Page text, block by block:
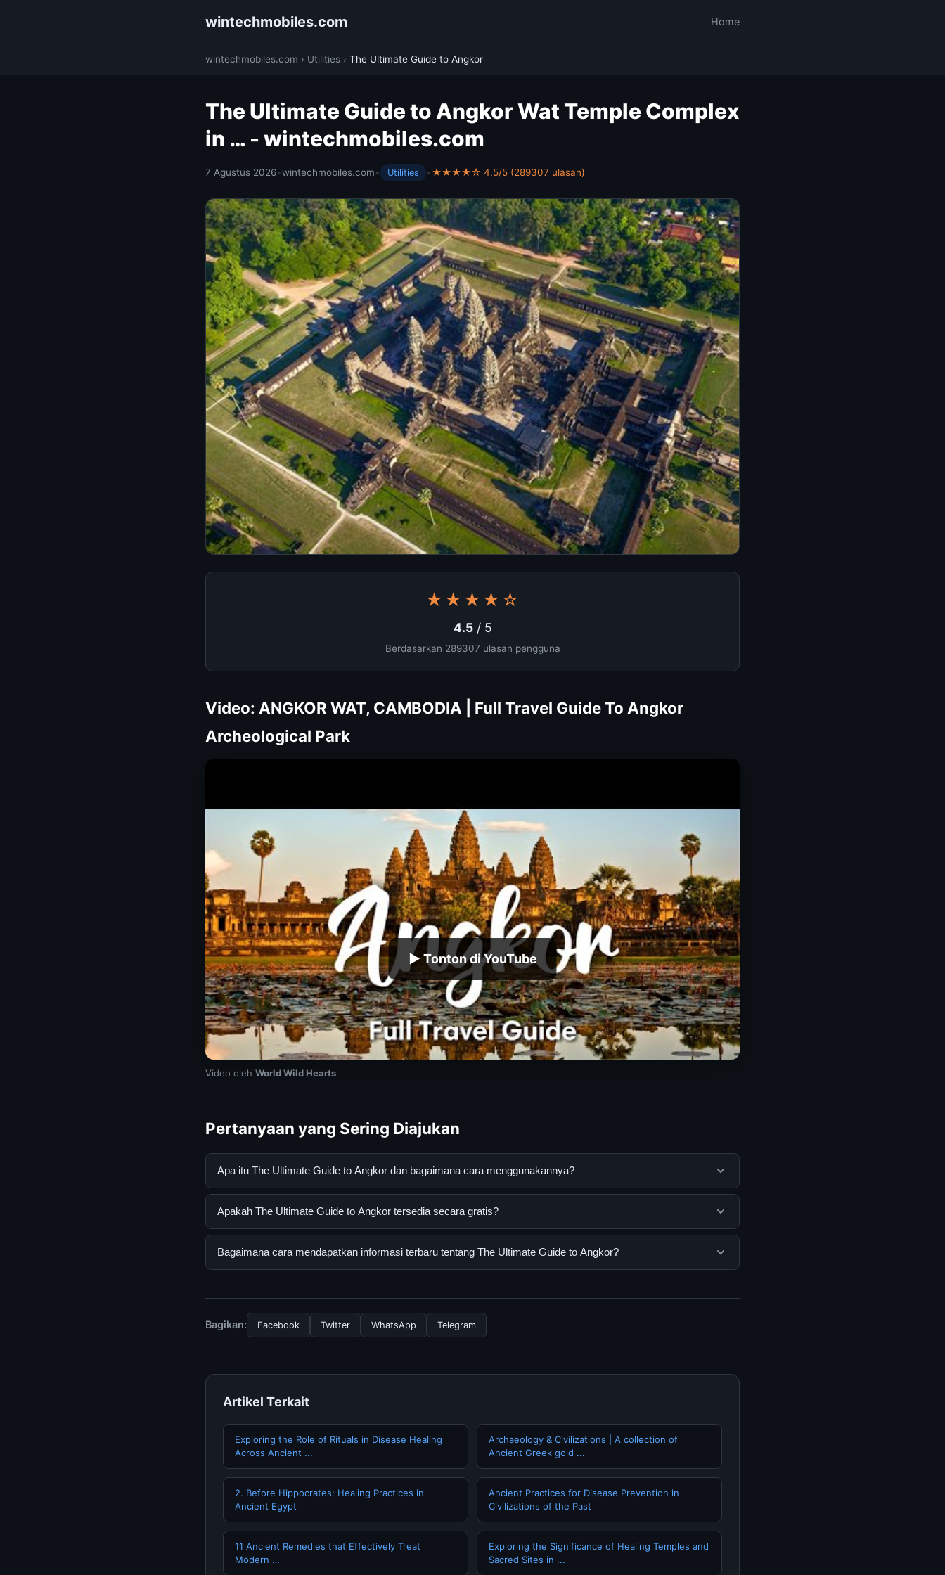
wintechmobiles.com Home
wintechmobiles.com › Utilities › The Ultimate Guide to Angkor
The Ultimate Guide to Angkor Wat Temple Complex
in … - wintechmobiles.com
7 Agustus 2026•wintechmobiles.com• Utilities •★★★★☆ 4.5/5 (289307 ulasan)
★★★★☆
4.5/ 5
Berdasarkan 289307 ulasan pengguna
Video: ANGKOR WAT, CAMBODIA | Full Travel Guide To Angkor
Archeological Park
▶ Tonton di YouTube
Video oleh World Wild Hearts
Pertanyaan yang Sering Diajukan
Apa itu The Ultimate Guide to Angkor dan bagaimana cara menggunakannya?
The Ultimate Guide to Angkor adalah layanan digital yang dirancang untuk membantu pengguna
resmi dan mengikuti panduan yang tersedia.
Apakah The Ultimate Guide to Angkor tersedia secara gratis?
Ya, The Ultimate Guide to Angkor dapat diakses secara gratis oleh semua pengguna. Tidak ada biaya
Bagaimana cara mendapatkan informasi terbaru tentang The Ultimate Guide to Angkor?
terpercaya.
Bagikan: Facebook Twitter WhatsApp Telegram
Artikel Terkait
Exploring the Role of Rituals in Disease Healing
Across Ancient ...
Archaeology & Civilizations | A collection of
Ancient Greek gold ...
2. Before Hippocrates: Healing Practices in
Ancient Egypt
Ancient Practices for Disease Prevention in
Civilizations of the Past
11 Ancient Remedies that Effectively Treat
Modern …
Exploring the Significance of Healing Temples and
Sacred Sites in ...